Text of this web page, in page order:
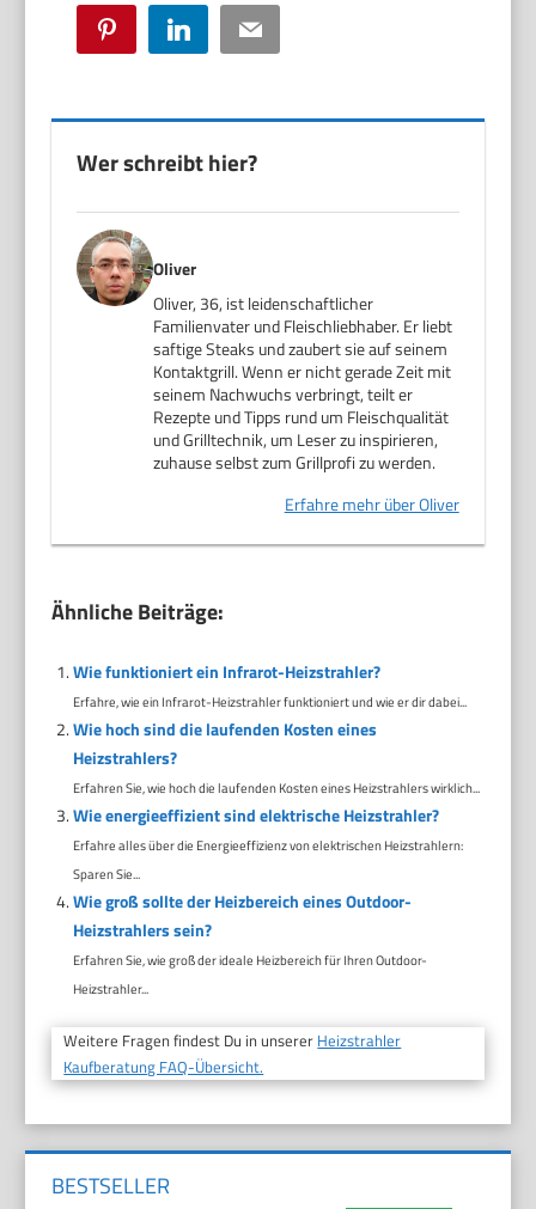
Pinterest LinkedIn Email
Wer schreibt hier?
Oliver
Oliver, 36, ist leidenschaftlicher
Familienvater und Fleischliebhaber. Er liebt
saftige Steaks und zaubert sie auf seinem
Kontaktgrill. Wenn er nicht gerade Zeit mit
seinem Nachwuchs verbringt, teilt er
Rezepte und Tipps rund um Fleischqualität
und Grilltechnik, um Leser zu inspirieren,
zuhause selbst zum Grillprofi zu werden.
Erfahre mehr über Oliver
Ähnliche Beiträge:
Wie funktioniert ein Infrarot-Heizstrahler?
Erfahre, wie ein Infrarot-Heizstrahler funktioniert und wie er dir dabei...
Wie hoch sind die laufenden Kosten eines
Heizstrahlers?
Erfahren Sie, wie hoch die laufenden Kosten eines Heizstrahlers wirklich...
Wie energieeffizient sind elektrische Heizstrahler?
Erfahre alles über die Energieeffizienz von elektrischen Heizstrahlern:
Sparen Sie...
Wie groß sollte der Heizbereich eines Outdoor-
Heizstrahlers sein?
Erfahren Sie, wie groß der ideale Heizbereich für Ihren Outdoor-
Heizstrahler...
Weitere Fragen findest Du in unserer Heizstrahler
Kaufberatung FAQ-Übersicht.
BESTSELLER